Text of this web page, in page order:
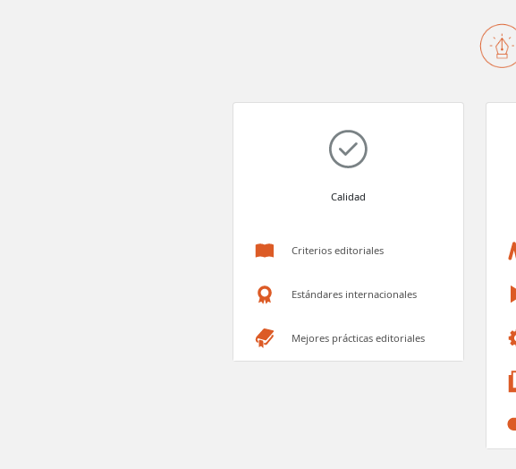
Calidad
Criterios editoriales
Estándares internacionales
Mejores prácticas editoriales